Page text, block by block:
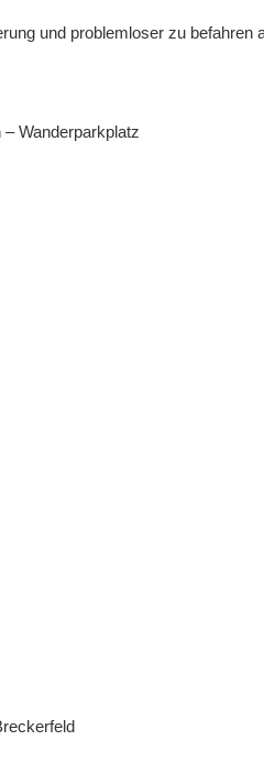
und problemloser zu befahren
Wanderparkplatz